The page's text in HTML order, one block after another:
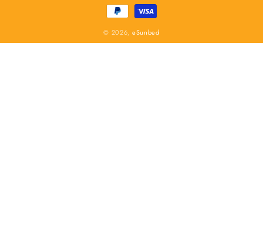
© 2026, eSunbed